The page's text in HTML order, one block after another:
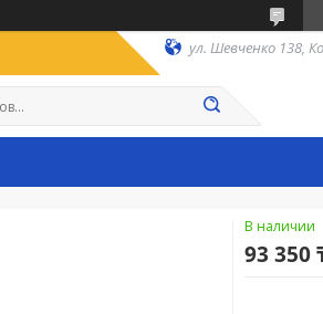
ул. Шевченко 138,
В наличии
93 350